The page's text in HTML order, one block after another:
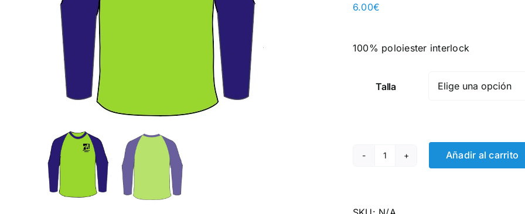
6.00€
100% poloiester interlock
Talla
Escola
-
Añadir al carrito